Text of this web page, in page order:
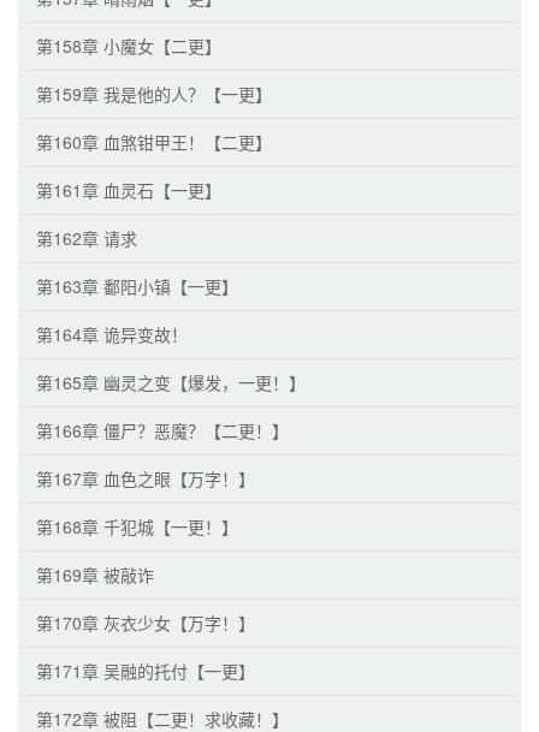
第158章 小魔女【二更】
第159章 我是他的人？【一更】
第160章 血煞钳甲王！【二更】
第161章 血灵石【一更】
第162章 请求
第163章 鄱阳小镇【一更】
第164章 诡异变故！
第165章 幽灵之变【爆发，一更！】
第166章 僵尸？恶魔？【二更！】
第167章 血色之眼【万字！】
第168章 千犯城【一更！】
第169章 被敲诈
第170章 灰衣少女【万字！】
第171章 吴融的托付【一更】
第172章 被阻【二更！求收藏！】